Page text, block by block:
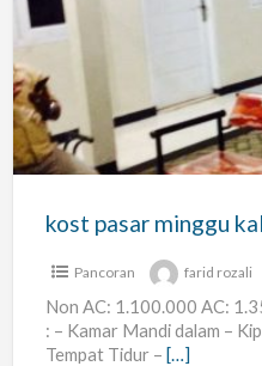
pasar
minggu
kalibata
kost pasar minggu
Pancoran farid rozali
Non AC: 1.100.000 AC:
: – Kamar Mandi dalam –
Tempat Tidur – […]